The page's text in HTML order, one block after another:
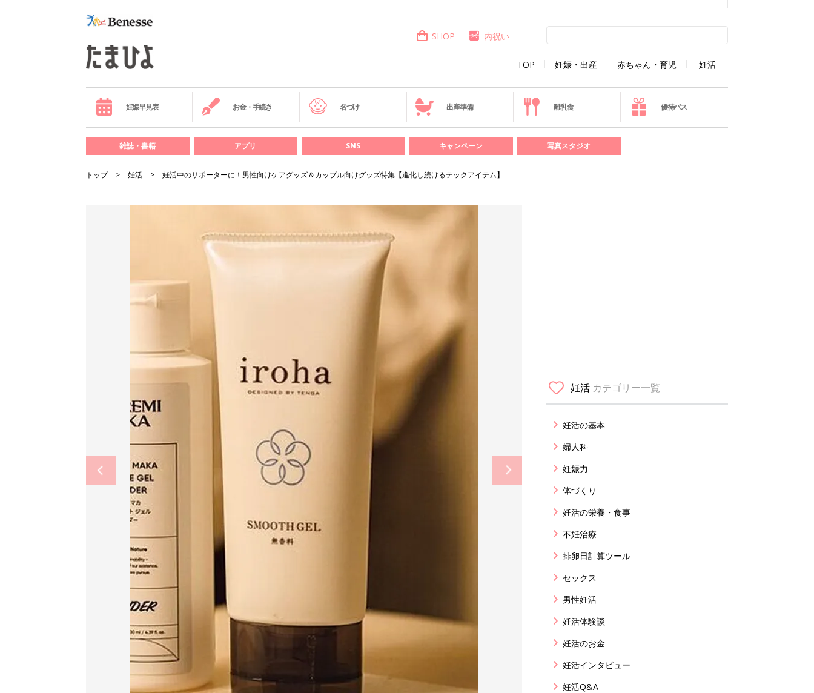
TOP 妊娠・出産 赤ちゃん・育児 妊活
SHOP 内祝い
妊娠早見表 お金・手続き 名づけ 出産準備 離乳食 優待パス
雑誌・書籍 アプリ SNS キャンペーン 写真スタジオ
トップ 妊活 妊活中のサポーターに！男性向けケアグッズ＆カップル向けグッズ特集【進化し続けるテックアイテム】
妊活 カテゴリー一覧
妊活の基本
婦人科
妊娠力
体づくり
妊活の栄養・食事
不妊治療
排卵日計算ツール
セックス
男性妊活
妊活体験談
妊活のお金
妊活インタビュー
妊活Q&A